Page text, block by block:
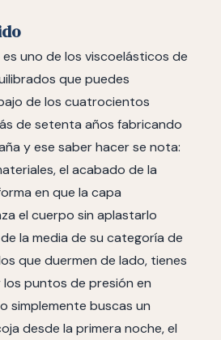
es uno de los viscoelásticos de
que puedes
de los cuatrocientos
de setenta años fabricando
y ese saber hacer se nota:
el acabado de la
en que la capa
el cuerpo sin aplastarlo
la media de su categoría de
que duermen de lado, tienes
puntos de presión en
simplemente buscas un
desde la primera noche, el